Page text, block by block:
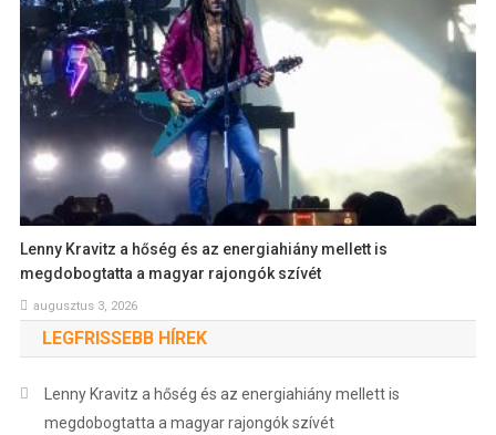
Lenny Kravitz a hőség és az energiahiány mellett is
megdobogtatta a magyar rajongók szívét
augusztus 3, 2026
LEGFRISSEBB HÍREK
Lenny Kravitz a hőség és az energiahiány mellett is
megdobogtatta a magyar rajongók szívét